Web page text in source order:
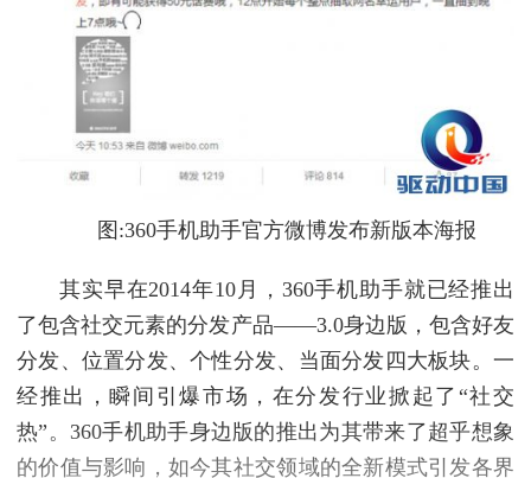
图:360手机助手官方微博发布新版本海报
其实早在2014年10月，360手机助手就已经推出
了包含社交元素的分发产品——3.0身边版，包含好友
分发、位置分发、个性分发、当面分发四大板块。一
经推出，瞬间引爆市场，在分发行业掀起了“社交
热”。360手机助手身边版的推出为其带来了超乎想象
的价值与影响，如今其社交领域的全新模式引发各界